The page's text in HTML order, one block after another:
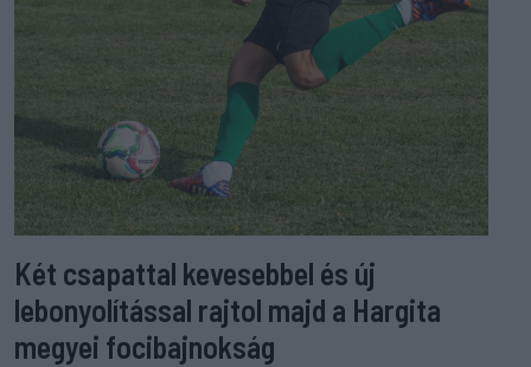
Két csapattal kevesebbel és új
lebonyolítással rajtol majd a Hargita
megyei focibajnokság